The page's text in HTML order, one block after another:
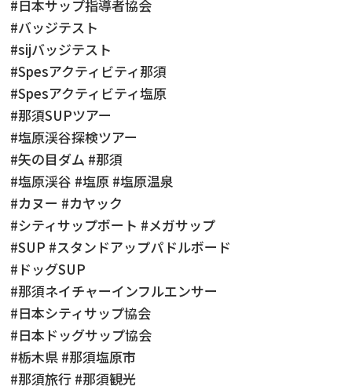
#日本サップ指導者協会
#バッジテスト
#sijバッジテスト
#Spesアクティビティ那須
#Spesアクティビティ塩原
#那須SUPツアー
#塩原渓谷探検ツアー
#矢の目ダム #那須
#塩原渓谷 #塩原 #塩原温泉
#カヌー #カヤック
#シティサップボート #メガサップ
#SUP #スタンドアップパドルボード
#ドッグSUP
#那須ネイチャーインフルエンサー
#日本シティサップ協会
#日本ドッグサップ協会
#栃木県 #那須塩原市
#那須旅行 #那須観光